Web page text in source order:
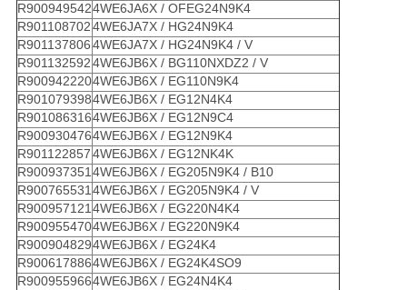
R9009495424WE6JA6X / OFEG24N9K4
R9011087024WE6JA7X / HG24N9K4
R9011378064WE6JA7X / HG24N9K4 / V
R9011325924WE6JB6X / BG110NXDZ2 / V
R9009422204WE6JB6X / EG110N9K4
R9010793984WE6JB6X / EG12N4K4
R9010863164WE6JB6X / EG12N9C4
R9009304764WE6JB6X / EG12N9K4
R9011228574WE6JB6X / EG12NK4K
R9009373514WE6JB6X / EG205N9K4 / B10
R9007655314WE6JB6X / EG205N9K4 / V
R9009571214WE6JB6X / EG220N4K4
R9009554704WE6JB6X / EG220N9K4
R9009048294WE6JB6X / EG24K4
R9006178864WE6JB6X / EG24K4SO9
R9009559664WE6JB6X / EG24N4K4